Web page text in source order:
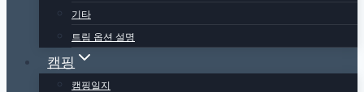
기타
트림 옵션 설명
캠핑
캠핑일지